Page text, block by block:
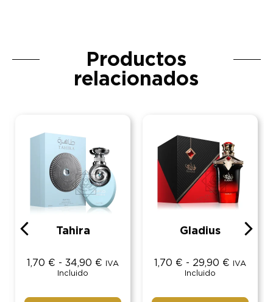
Productos
relacionados
Tahira
1,70 € - 34,90 €
IVA
Incluido
Gladius
1,70 € - 29,90 €
IVA
Incluido